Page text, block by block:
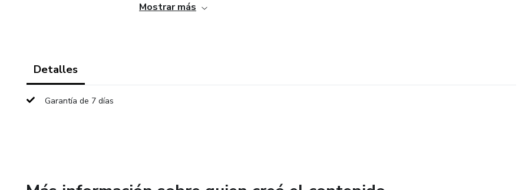
Mostrar más
Detalles
Garantía de 7 días